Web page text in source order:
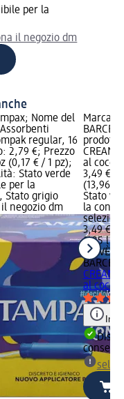
per la
il negozio dm
Nome del
regular, 16
2,79 €; Prezzo
(0,17 € / 1 pz);
Stato verde
per la
Stato grigio
negozio dm
Marca:
al
3,49 €;
(13,96 €
Stato
la
3,49 €
0,25 l
BIOVÈNE
al